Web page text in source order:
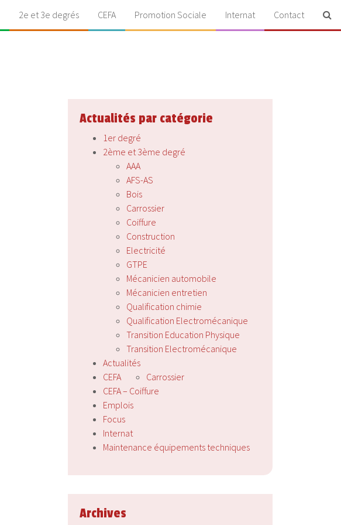
2e et 3e degrés CEFA Promotion Sociale Internat Contact
Actualités par catégorie
1er degré
2ème et 3ème degré
AAA
AFS-AS
Bois
Carrossier
Coiffure
Construction
Electricité
GTPE
Mécanicien automobile
Mécanicien entretien
Qualification chimie
Qualification Electromécanique
Transition Education Physique
Transition Electromécanique
Actualités
CEFA
Carrossier
CEFA – Coiffure
Emplois
Focus
Internat
Maintenance équipements techniques
Archives